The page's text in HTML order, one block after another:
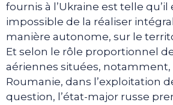
fournis à l’Ukraine est telle
impossible de la réaliser
manière autonome, sur le
Et selon le rôle proportionnel
aériennes situées, notamment,
Roumanie, dans l’exploitation
question, l’état-major russe